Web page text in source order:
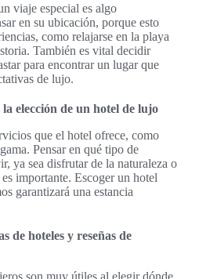
viaje especial es algo
en su ubicación, porque esto
como relajarse en la playa
También es vital decidir
para encontrar un lugar que
de lujo.
elección de un hotel de lujo
que el hotel ofrece, como
Pensar en qué tipo de
ya sea disfrutar de la naturaleza o
importante. Escoger un hotel
garantizará una estancia
de hoteles y reseñas de
son muy útiles al elegir dónde